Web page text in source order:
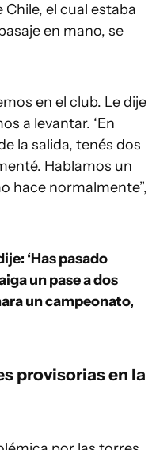
el cual estaba
en mano, se
en el club. Le dije
a levantar. ‘En
la salida, tenés dos
Hablamos un
hace normalmente”,
‘Has pasado
un pase a dos
un campeonato,
provisorias en la